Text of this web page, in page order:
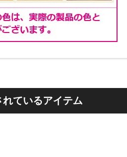
が埋め込まれており、接地面
れているアイテム